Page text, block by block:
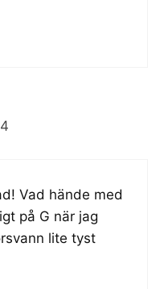
Vad hände med
på G när jag
lite tyst